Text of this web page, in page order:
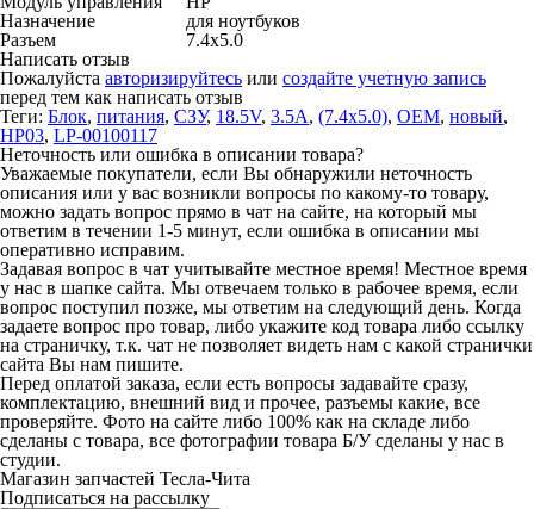
Назначение
для ноутбуков
Разъем
7.4x5.0
Написать отзыв
Пожалуйста авторизируйтесь или создайте учетную запись
перед тем как написать отзыв
Теги: Блок, питания, СЗУ, 18.5V, 3.5A, (7.4x5.0), OEM, новый,
HP03, LP-00100117
Неточность или ошибка в описании товара?
Уважаемые покупатели, если Вы обнаружили неточность
описания или у вас возникли вопросы по какому-то товару,
можно задать вопрос прямо в чат на сайте, на который мы
ответим в течении 1-5 минут, если ошибка в описании мы
оперативно исправим.
Задавая вопрос в чат учитывайте местное время! Местное время
у нас в шапке сайта. Мы отвечаем только в рабочее время, если
вопрос поступил позже, мы ответим на следующий день. Когда
задаете вопрос про товар, либо укажите код товара либо ссылку
на страничку, т.к. чат не позволяет видеть нам с какой странички
сайта Вы нам пишите.
Перед оплатой заказа, если есть вопросы задавайте сразу,
комплектацию, внешний вид и прочее, разъемы какие, все
проверяйте. Фото на сайте либо 100% как на складе либо
сделаны с товара, все фотографии товара Б/У сделаны у нас в
студии.
Магазин запчастей Тесла-Чита
Подписаться на рассылку